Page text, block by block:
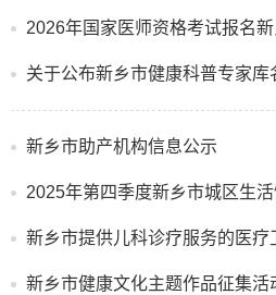
新乡市助产机构信息公示
新乡市提供儿科诊疗服务的医疗
新乡市健康文化主题作品征集活